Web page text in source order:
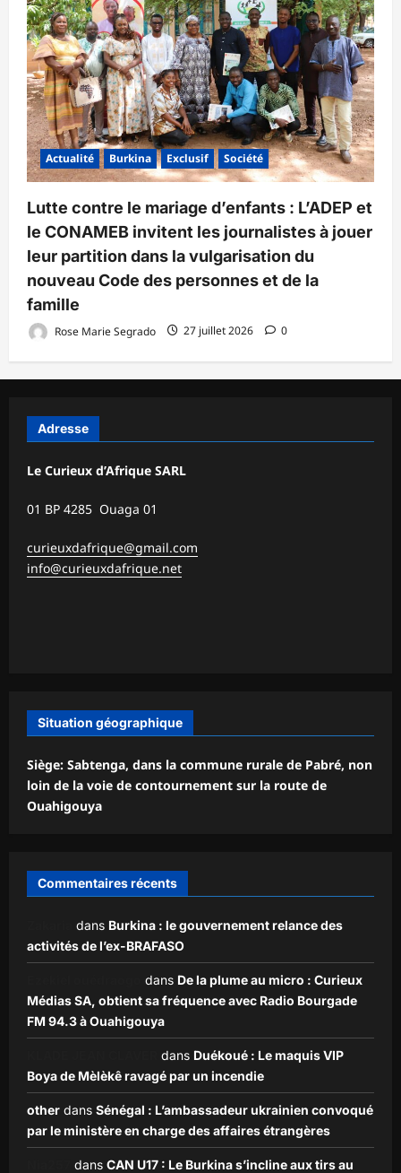
Actualité Burkina Exclusif Société
Lutte contre le mariage d’enfants : L’ADEP et
le CONAMEB invitent les journalistes à jouer
leur partition dans la vulgarisation du
nouveau Code des personnes et de la
famille
Rose Marie Segrado 27 juillet 2026 0
Adresse
Le Curieux d’Afrique SARL
01 BP 4285 Ouaga 01
curieuxdafrique@gmail.com
info@curieuxdafrique.net
Situation géographique
Siège: Sabtenga, dans la commune rurale de Pabré, non
loin de la voie de contournement sur la route de
Ouahigouya
Commentaires récents
dans Burkina : le gouvernement relance des
activités de l’ex-BRAFASO
dans De la plume au micro : Curieux
Médias SA, obtient sa fréquence avec Radio Bourgade
FM 94.3 à Ouahigouya
dans Duékoué : Le maquis VIP
Boya de Mèlèkê ravagé par un incendie
other dans Sénégal : L’ambassadeur ukrainien convoqué
par le ministère en charge des affaires étrangères
dans CAN U17 : Le Burkina s’incline aux tirs au